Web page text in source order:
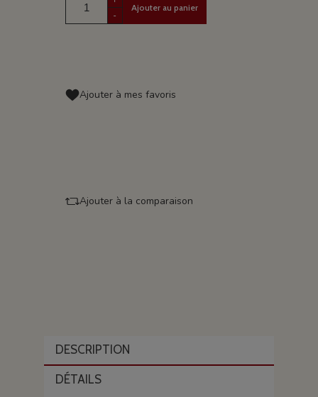
-
Ajouter au panier
Ajouter à mes favoris
Ajouter à la comparaison
DESCRIPTION
DÉTAILS